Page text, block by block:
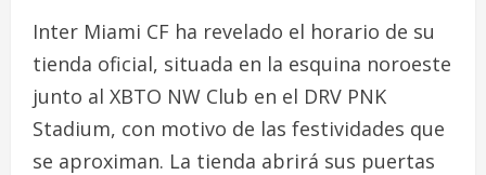
Inter Miami CF ha revelado el horario de su
tienda oficial, situada en la esquina noroeste
junto al XBTO NW Club en el DRV PNK
Stadium, con motivo de las festividades que
se aproximan. La tienda abrirá sus puertas